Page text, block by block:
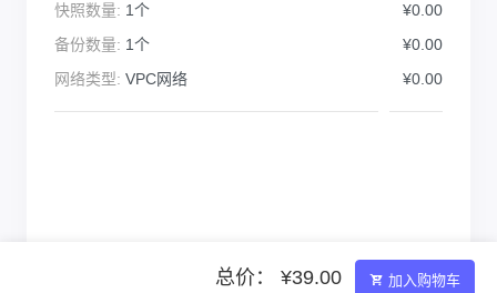
快照数量: 1个
¥0.00
备份数量: 1个
¥0.00
网络类型: VPC网络 ¥0.00
总价： ¥39.00 加入购物车